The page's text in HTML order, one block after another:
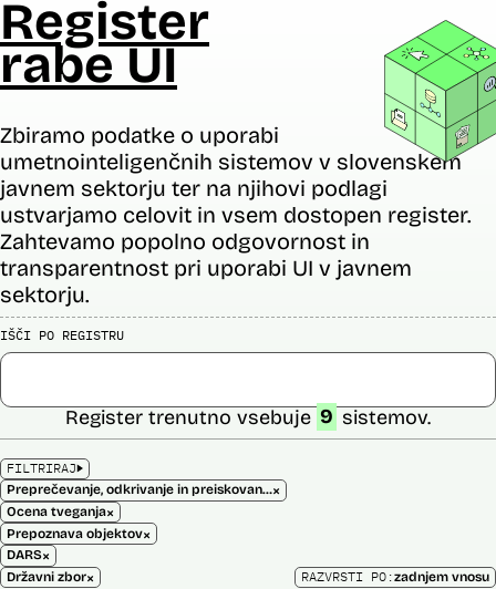
Register
rabe UI
Zbiramo podatke o uporabi
umetnointeligenčnih sistemov v slovenskem
javnem sektorju ter na njihovi podlagi
ustvarjamo celovit in vsem dostopen register.
Zahtevamo popolno odgovornost in
transparentnost pri uporabi UI v javnem
sektorju.
IŠČI PO REGISTRU
FILTRIRAJ
Preprečevanje, odkrivanje in preiskovanje kaznivih dejanj×
Ocena tveganja×
Prepoznava objektov×
DARS×
Državni zbor×
Register trenutno vsebuje 9 sistemov.
RAZVRSTI PO:zadnjem vnosu